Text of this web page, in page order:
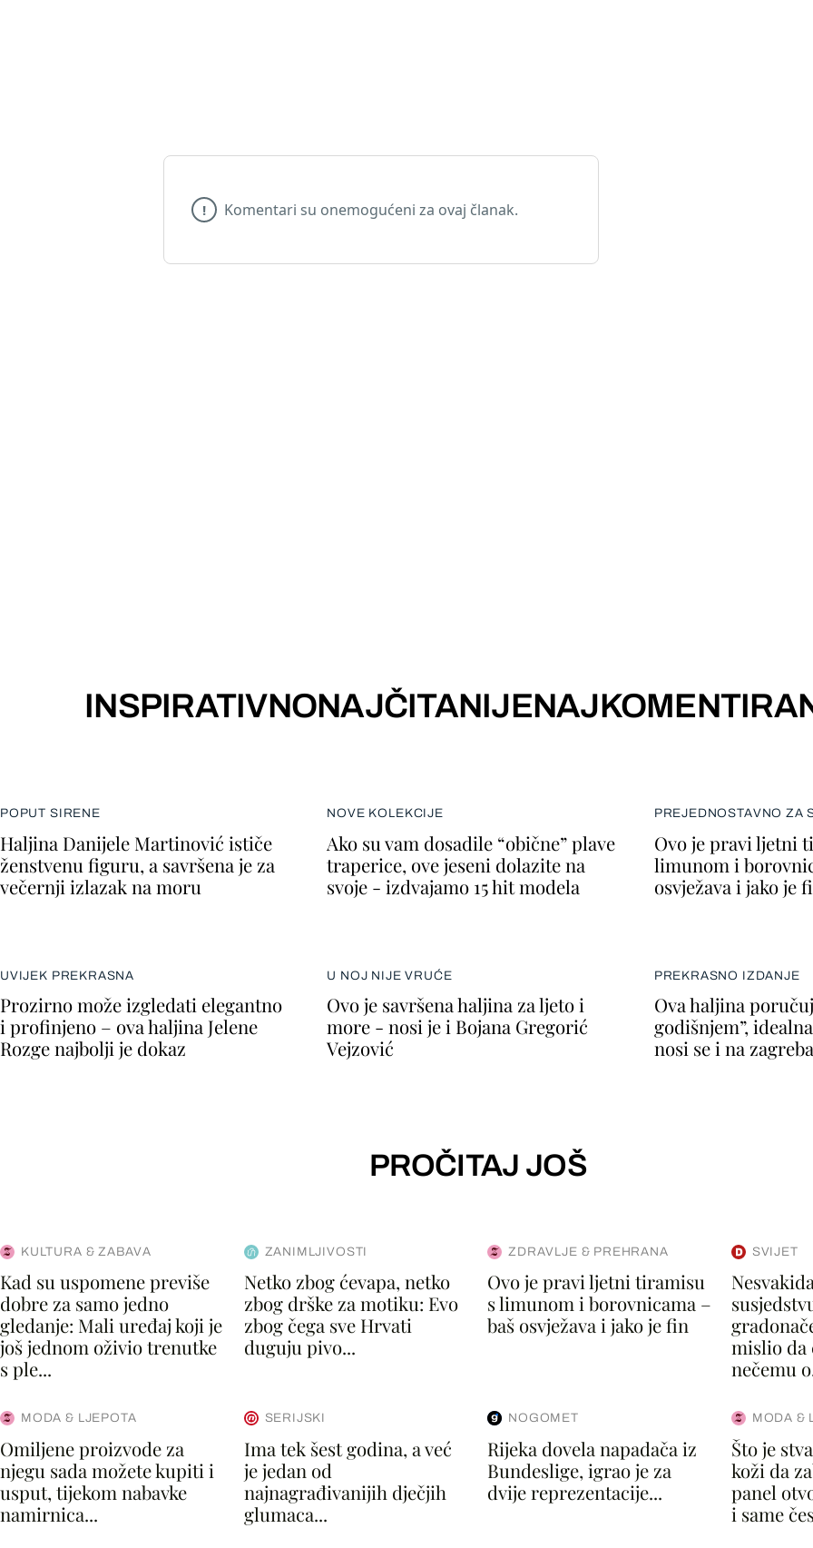
! Komentari su onemogućeni za ovaj članak.
INSPIRATIVNONAJČITANIJE
POPUT SIRENE
Haljina Danijele Martinović ističe
ženstvenu figuru, a savršena je za
večernji izlazak na moru
NOVE KOLEKCIJE
Ako su vam dosadile “obične” plave
traperice, ove jeseni dolazite na
svoje - izdvajamo 15 hit modela
PREJEDNOSTAVNO ZA
Ovo je pravi ljetni
limunom i
osvježava i jako je
UVIJEK PREKRASNA
Prozirno može izgledati elegantno
i profinjeno – ova haljina Jelene
Rozge najbolji je dokaz
U NOJ NIJE VRUĆE
Ovo je savršena haljina za ljeto i
more - nosi je i Bojana Gregorić
Vejzović
PREKRASNO IZDANJE
Ova haljina
godišnjem”,
nosi se i na
PROČITAJ JOŠ
KULTURA & ZABAVA
Kad su uspomene previše
dobre za samo jedno
gledanje: Mali uređaj koji je
još jednom oživio trenutke
s ple...
ZANIMLJIVOSTI
Netko zbog ćevapa, netko
zbog drške za motiku: Evo
zbog čega sve Hrvati
duguju pivo...
ZDRAVLJE & PREHRANA
Ovo je pravi ljetni tiramisu
s limunom i borovnicama –
baš osvježava i jako je fin
SVIJET
mislio da
nečemu
MODA & LJEPOTA
Omiljene proizvode za
njegu sada možete kupiti i
usput, tijekom nabavke
namirnica...
SERIJSKI
Ima tek šest godina, a već
je jedan od
najnagrađivanijih dječjih
glumaca...
NOGOMET
Rijeka dovela napadača iz
Bundeslige, igrao je za
dvije reprezentacije...
MODA &
Što je
koži da
panel
i same